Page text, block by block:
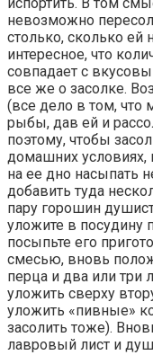
невозможно
столько, сколько ей
интересное, что
совпадает с
все же о засолке.
(все дело в том, что
рыбы, дав ей и
поэтому, чтобы
домашних условиях,
на ее дно насыпать
добавить туда
пару горошин
уложите в
посыпьте его
смесью, вновь
перца и два или три
уложить сверху
уложить «пивные»
засолить тоже).
лавровый лист и